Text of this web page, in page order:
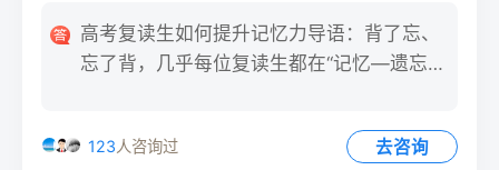
高考复读生如何提升记忆力导语：背了忘、
忘了背，几乎每位复读生都在“记忆—遗忘”
123人咨询过 去咨询